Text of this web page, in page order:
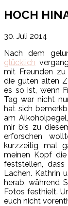
HOCH
30. Juli 2014
Nach dem
glücklich
mit Freunden zu
die guten alten
es so ist, wenn
Tag war nicht
hat sich
am
mir bis zu
erforschen
kurzzeitig mal
meinen Kopf
feststellen,
Lachen. Kathrin
herab, während
Fotos festhielt.
euch nicht